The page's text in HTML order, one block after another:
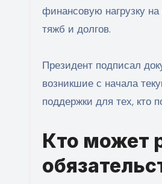
финансовую нагрузку
тяжб и долгов.
Президент подписал
возникшие с начала
поддержки для тех, кто
Кто может